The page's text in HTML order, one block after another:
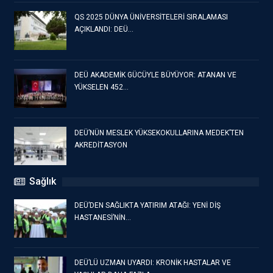
QS 2025 DÜNYA ÜNİVERSİTELERİ SIRALAMASI
AÇIKLANDI: DEÜ…
DEÜ AKADEMİK GÜCÜYLE BÜYÜYOR: ATANAN VE
YÜKSELEN 452…
DEÜ’NÜN MESLEK YÜKSEKOKULLARINA MEDEK’TEN
AKREDİTASYON
Sağlık
DEÜ’DEN SAĞLIKTA YATIRIM ATAĞI: YENİ DİŞ
HASTANESİ’NİN…
DEÜ’LÜ UZMAN UYARDI: KRONİK HASTALAR VE